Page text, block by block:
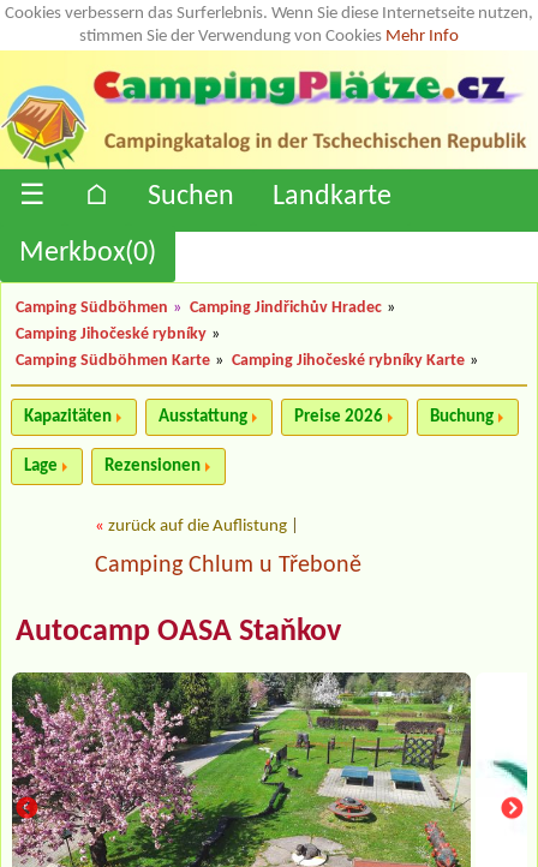
Cookies verbessern das Surferlebnis. Wenn Sie diese Internetseite nutzen,
stimmen Sie der Verwendung von Cookies Mehr Info
☰ ⌂ Suchen
Landkarte
Merkbox(0)
Camping Südböhmen » Camping Jindřichův Hradec »
Camping Jihočeské rybníky »
Camping Südböhmen Karte » Camping Jihočeské rybníky Karte »
Kapazitäten Ausstattung Preise 2026 Buchung
Lage Rezensionen
« zurück auf die Auflistung
Camping Chlum u Třeboně
Autocamp OASA Staňkov